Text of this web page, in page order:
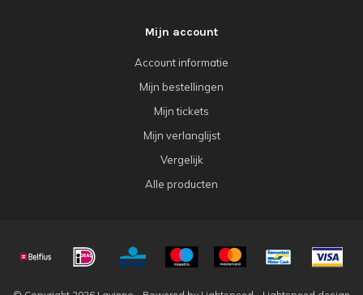
Mijn account
Account informatie
Mijn bestellingen
Mijn tickets
Mijn verlanglijst
Vergelijk
Alle producten